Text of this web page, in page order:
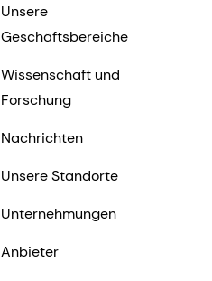
Unsere
Geschäftsbereiche
Wissenschaft und
Forschung
Nachrichten
Unsere Standorte
Unternehmungen
Anbieter